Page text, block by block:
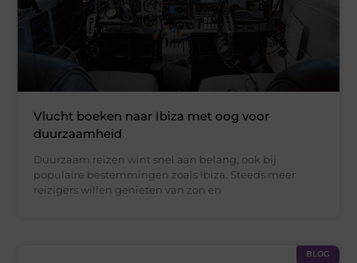
Vlucht boeken naar Ibiza met oog voor
duurzaamheid
Duurzaam reizen wint snel aan belang, ook bij
populaire bestemmingen zoals Ibiza. Steeds meer
reizigers willen genieten van zon en
BLOG